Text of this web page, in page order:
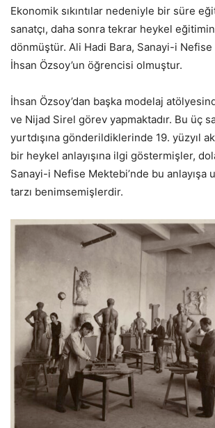
Ekonomik sıkıntılar nedeniyle bir süre
sanatçı, daha sonra tekrar heykel
dönmüştür. Ali Hadi Bara, Sanayi-i Nefise
İhsan Özsoy’un öğrencisi olmuştur.
İhsan Özsoy’dan başka modelaj
ve Nijad Sirel görev yapmaktadır. Bu üç
yurtdışına gönderildiklerinde 19. yüzyıl
bir heykel anlayışına ilgi göstermişler,
Sanayi-i Nefise Mektebi’nde bu anlayışa
tarzı benimsemişlerdir.